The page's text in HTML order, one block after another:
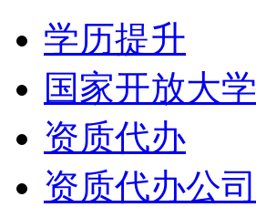
学历提升
国家开放大学
资质代办
资质代办公司